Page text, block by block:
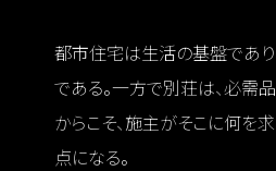
都市住宅は生活の基盤であり
である。一方で別荘は、必需
からこそ、施主がそこに何を
点になる。